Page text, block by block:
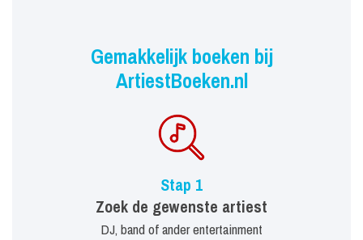
Gemakkelijk boeken bij
ArtiestBoeken.nl
Stap 1
Zoek de gewenste artiest
DJ, band of ander entertainment